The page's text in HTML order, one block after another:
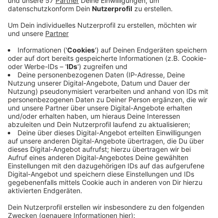
Der Standort biete viele Vorteile: zum einen die
die gute Erreichbarkeit per ÖPNV.
Außerdem ist geplant, das Hallenbad ökologisch
mit Energie zu versorgen.
Die Stadt übernimmt mit dem Grundstückskauf
auch den sanierten Wasserturm und sichert sich
damit eine „hervorragende Option für eine weitere
Entwicklung des Gebietes beispielsweise für einen
Park, eine Liegewiese, eine Außenterrasse, einen
Wasserspielplatz oder Ähnliches“,
Außerdem könnte der Wasserturm eventuell ins
Ausstellungskonzept des Energeticon
miteinbezogen werden.